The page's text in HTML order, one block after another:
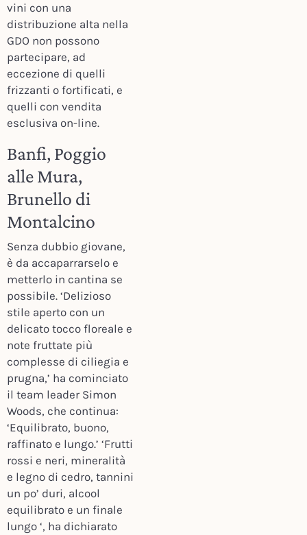
vini con una
distribuzione alta nella
GDO non possono
partecipare, ad
eccezione di quelli
frizzanti o fortificati, e
quelli con vendita
esclusiva on-line.
Banfi, Poggio
alle Mura,
Brunello di
Montalcino
Senza dubbio giovane,
è da accaparrarselo e
metterlo in cantina se
possibile. ‘Delizioso
stile aperto con un
delicato tocco floreale e
note fruttate più
complesse di ciliegia e
prugna,’ ha cominciato
il team leader Simon
Woods, che continua:
‘Equilibrato, buono,
raffinato e lungo.’ ‘Frutti
rossi e neri, mineralità
e legno di cedro, tannini
un po’ duri, alcool
equilibrato e un finale
lungo ‘, ha dichiarato